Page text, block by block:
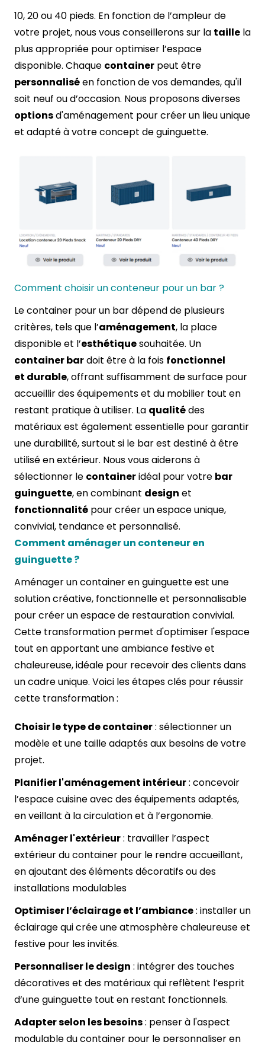
10, 20 ou 40 pieds. En fonction de l’ampleur de
votre projet, nous vous conseillerons sur la taille la
plus appropriée pour optimiser l’espace
disponible. Chaque container peut être
personnaliséen fonction de vos demandes, qu'il
soit neuf ou d’occasion. Nous proposons diverses
optionsd'aménagement pour créer un lieu unique
et adapté à votre concept de guinguette.
Comment choisir un conteneur pour un bar ?
Le container pour un bar dépend de plusieurs
critères, tels que l’aménagement, la place
disponible et l’esthétiquesouhaitée. Un
container bardoit être à la fois fonctionnel
et durable, offrant suffisamment de surface pour
accueillir des équipements et du mobilier tout en
restant pratique à utiliser. La qualitédes
matériaux est également essentielle pour garantir
une durabilité, surtout si le bar est destiné à être
utilisé en extérieur. Nous vous aiderons à
sélectionner le containeridéal pour votre bar
guinguette, en combinant design et
fonctionnalité pour créer un espace unique,
convivial, tendance et personnalisé.
Comment aménager un conteneur en
guinguette ?
Aménager un container en guinguette est une
solution créative, fonctionnelle et personnalisable
pour créer un espace de restauration convivial.
Cette transformation permet d'optimiser l'espace
tout en apportant une ambiance festive et
chaleureuse, idéale pour recevoir des clients dans
un cadre unique. Voici les étapes clés pour réussir
cette transformation :
Choisir le type de container: sélectionner un
modèle et une taille adaptés aux besoins de votre
projet.
Planifier l'aménagement intérieur: concevoir
l’espace cuisine avec des équipements adaptés,
en veillant à la circulation et à l’ergonomie.
Aménager l'extérieur: travailler l’aspect
extérieur du container pour le rendre accueillant,
en ajoutant des éléments décoratifs ou des
installations modulables
Optimiser l’éclairage et l’ambiance: installer un
éclairage qui crée une atmosphère chaleureuse et
festive pour les invités.
Personnaliser le design : intégrer des touches
décoratives et des matériaux qui reflètent l’esprit
d’une guinguette tout en restant fonctionnels.
Adapter selon les besoins: penser à l'aspect
modulable du container pour le personnaliser en